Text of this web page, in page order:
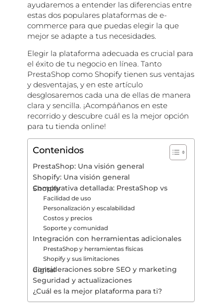
ayudaremos a entender las diferencias entre
estas dos populares plataformas de e-
commerce para que puedas elegir la que
mejor se adapte a tus necesidades.
Elegir la plataforma adecuada es crucial para
el éxito de tu negocio en línea. Tanto
PrestaShop como Shopify tienen sus ventajas
y desventajas, y en este artículo
desglosaremos cada una de ellas de manera
clara y sencilla. ¡Acompáñanos en este
recorrido y descubre cuál es la mejor opción
para tu tienda online!
Contenidos
PrestaShop: Una visión general
Shopify: Una visión general
Comparativa detallada: PrestaShop vs Shopify
Facilidad de uso
Personalización y escalabilidad
Costos y precios
Soporte y comunidad
Integración con herramientas adicionales
PrestaShop y herramientas físicas
Shopify y sus limitaciones
Consideraciones sobre SEO y marketing digital
Seguridad y actualizaciones
¿Cuál es la mejor plataforma para ti?